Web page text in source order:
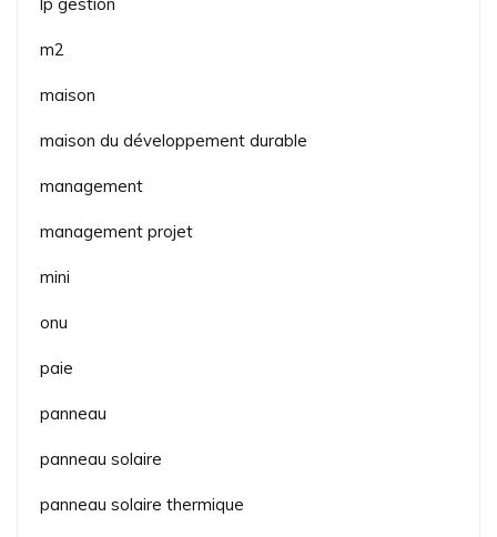
m2
maison
maison du développement durable
management
management projet
mini
onu
paie
panneau
panneau solaire
panneau solaire thermique